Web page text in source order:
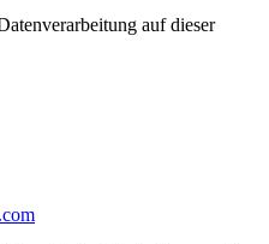
auf dieser